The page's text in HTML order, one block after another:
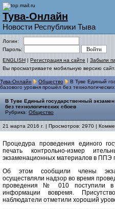
Тува-Онлайн
Новости Республики Тыва
Логин:
Пароль:
ENGLISH | Регистрация на сайте | Забыли
Вы просматриваете мобильную версию
Тува-Онлайн Общество
В Туве Единый
базового уровня прошёл без
В Туве Единый государственный
без технологических сбоев
Рубрика: Общество
21 марта 2016 г. | Просмотров: 2970 |
Процедура проведения единого
печать контрольно-измер
экзаменационных материалов в ППЭ
Об этом сообщили члены
осуществляли надзор во время
проведения № 010 поступили в
информации вовремя.
наблюдатели отметили хороший